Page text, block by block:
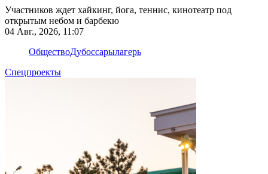
Участников ждет хайкинг, йога, теннис, кинотеатр под
открытым небом и барбекю
04 Авг., 2026, 11:07
ОбществоДубоссарылагерь
Спецпроекты